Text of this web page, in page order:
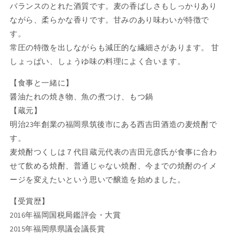
バランスのとれた酒質です。麦の香ばしさもしっかりあり
ながら、柔らかな香りです。甘みのあり味わいが特徴で
す。
常圧の特徴を出しながらも減圧的な繊細さがあります。 甘
しょっぱい、しょうゆ味の料理によく合います。
【食事と一緒に】
醤油たれの焼き物、魚の煮つけ、もつ鍋
【蔵元】
明治23年創業の福岡県筑後市にある西吉田酒造の麦焼酎で
す。
麦焼酎つくしは７代目蔵元代表の吉田元彦氏が食事に合わ
せて飲める焼酎、普通じゃない焼酎、今までの焼酎のイメ
ージを変えたいという思いで醸造を始めました。
【受賞歴】
2016年福岡国税局鑑評会・大賞
2015年福岡県県議会議長賞